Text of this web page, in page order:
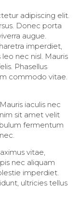
adipiscing elit.
Donec porta
augue.
imperdiet,
nec nisl. Mauris
Phasellus
commodo vitae.
iaculis nec
sit amet velit
fermentum
vitae,
nec aliquam
imperdiet.
ultricies tellus